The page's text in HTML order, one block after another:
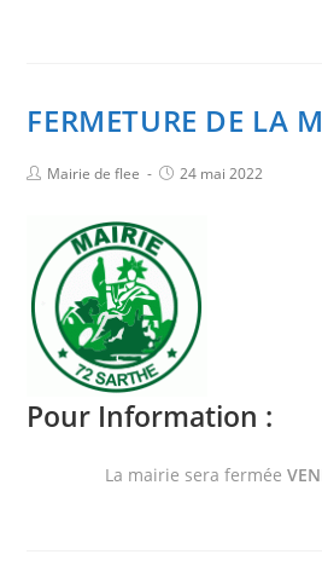
FERMETURE DE LA
Mairie de flee 24 mai 2022
Pour Information :
La mairie sera fermée